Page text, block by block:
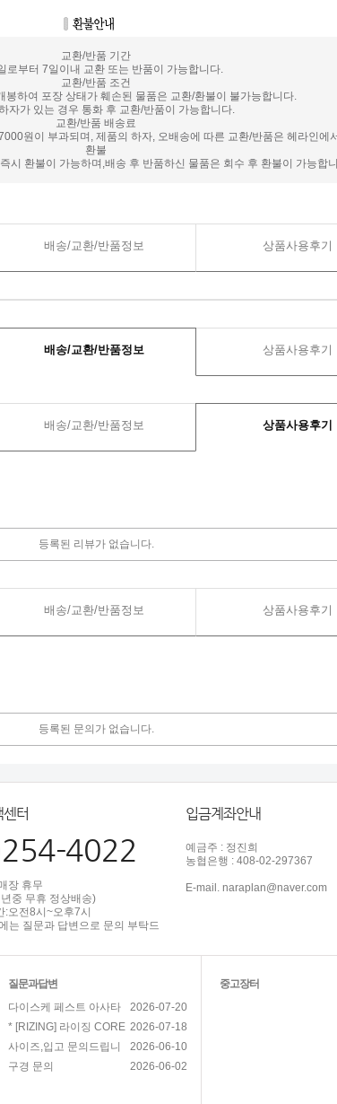
교환/반품 기간
로부터 7일이내 교환 또는 반품이 가능합니다.
교환/반품 조건
봉하여 포장 상태가 훼손된 물품은 교환/환불이 불가능합니다.
자가 있는 경우 통화 후 교환/반품이 가능합니다.
교환/반품 배송료
원이 부과되며, 제품의 하자, 오배송에 따른 교환/반품은 헤라인에
환불
시 환불이 가능하며,배송 후 반품하신 물품은 회수 후 환불이 가능합
배송/교환/반품정보 상품사용후기
배송/교환/반품정보 상품사용후기
배송/교환/반품정보 상품사용후기
등록된 리뷰가 없습니다.
배송/교환/반품정보 상품사용후기
등록된 문의가 없습니다.
터
4022
장 휴무
중 무휴 정상배송)
:오전8시~오후7시
는 질문과 답변으로 문의 부탁드
입금계좌안내
예금주 : 정진희
농협은행 : 408-02-297367
E-mail. naraplan@naver.com
질문과답변
다이스케 페스트 아사타
2026-07-20
* [RIZING] 라이징 CORE 2026-07-18
사이즈,입고 문의드립니
2026-06-10
구경 문의
2026-06-02
중고장터